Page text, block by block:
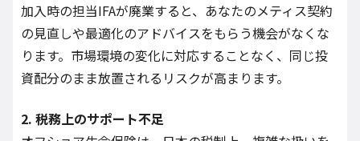
加入時の担当IFAが廃業すると、あなたのメティス契約
の見直しや最適化のアドバイスをもらう機会がなくな
ります。市場環境の変化に対応することなく、同じ投
資配分のまま放置されるリスクが高まります。
2. 税務上のサポート不足